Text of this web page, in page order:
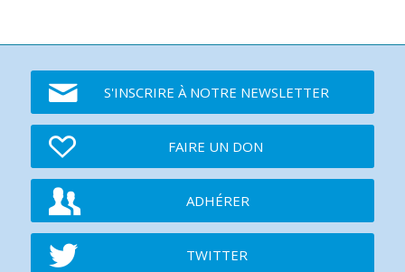
S'INSCRIRE À NOTRE NEWSLETTER
FAIRE UN DON
ADHÉRER
TWITTER